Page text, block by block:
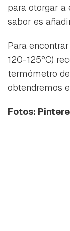
para otorgar a
sabor es
Para
120-125ºC)
termómetro
obtendremos
Fotos: